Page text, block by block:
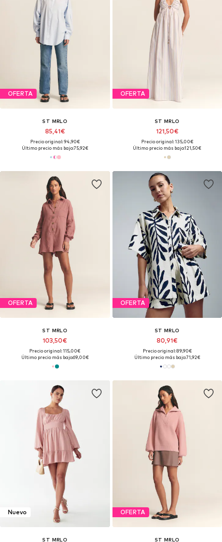
OFERTA
ST MRLO
85,41€
Precio original: 94,90€
Último precio más bajo:75,92€
OFERTA
ST MRLO
121,50€
Precio original: 135,00€
Último precio más bajo:121,50€
OFERTA
ST MRLO
103,50€
Precio original: 115,00€
Último precio más bajo:69,00€
OFERTA
ST MRLO
80,91€
Precio original: 89,90€
Último precio más bajo:71,92€
Nuevo
ST MRLO
OFERTA
ST MRLO